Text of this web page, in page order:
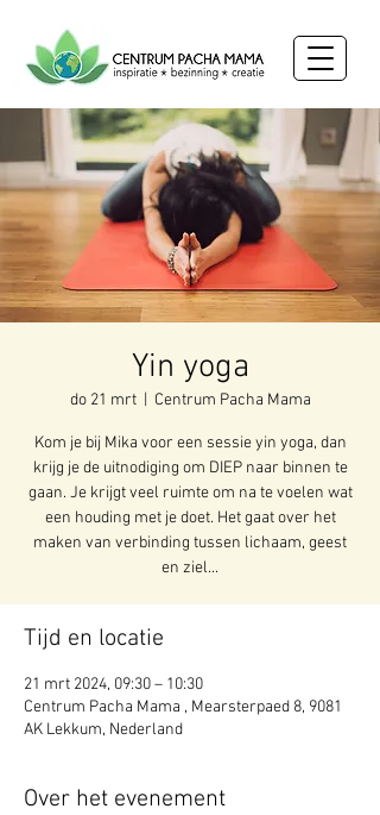
Yin yoga
do 21 mrt
  |
Centrum Pacha Mama
Kom je bij Mika voor een sessie yin yoga, dan
krijg je de uitnodiging om DIEP naar binnen te
gaan. Je krijgt veel ruimte om na te voelen wat
een houding met je doet. Het gaat over het
maken van verbinding tussen lichaam, geest
en ziel...
Tijd en locatie
21 mrt 2024, 09:30 – 10:30
Centrum Pacha Mama , Mearsterpaed 8, 9081
AK Lekkum, Nederland
Over het evenement